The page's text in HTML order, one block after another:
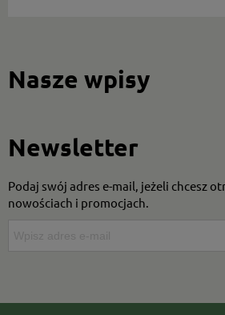
Nasze wpisy
Newsletter
Podaj swój adres e-mail, jeżeli chcesz
nowościach i promocjach.